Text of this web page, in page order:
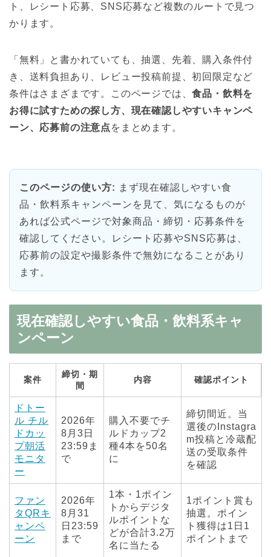
ト、レシート応募、SNS応募など複数のルートで見つ
かります。
「無料」と書かれていても、抽選、先着、購入条件付
き、送料負担あり、レビュー投稿前提、初回限定など
条件はさまざまです。このページでは、食品・飲料を
お得に試すための探し方、現在確認しやすいキャンペ
ーン、応募前の注意点 をまとめます。
このページの使い方: まず現在確認しやすい食
品・飲料系キャンペーンを見て、気になるものが
あれば公式ページで対象商品・締切・応募条件を
確認してください。レシート応募やSNS応募は、
応募前の設定や撮影条件で無効になることがあり
ます。
現在確認しやすい食品・飲料系キャ
ンペーン
案件
締切・期
間
内容 確認ポイント
ドトー
ル チル
ドカッ
プ朝活
モニタ
ー
2026年
8月3日
23:59ま
で
購入不要でチ
ルドカップ2
種4本を50名
に
締切間近。当
選後のInstagra
m投稿と冷蔵配
送の受取条件
を確認
ファン
タQRキ
ャンペ
ーン
2026年
8月31
日23:59
まで
1本・1ポイン
トからデジタ
ルポイントな
どが合計3.2万
名に当たる
1ポイント賞も
抽選。ポイン
ト獲得は1日1
ポイントまで